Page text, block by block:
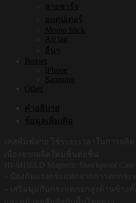
สายชาร์จ
อแดปเตอร์
Momo Stick
Air tag
อื่นๆ
Boxset
iPhone
Samsung
Other
คำอธิบาย
ข้อมูลเพิ่มเติม